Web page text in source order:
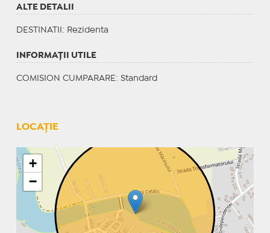
ALTE DETALII
DESTINATII : Rezidenta
INFORMAŢII UTILE
COMISION CUMPARARE: Standard
LOCAȚIE
+
−